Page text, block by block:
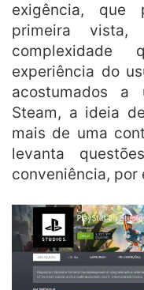
exigência, que
primeira
experiência do
acostumados a
Steam, a ideia
mais de uma
levanta
conveniência, por